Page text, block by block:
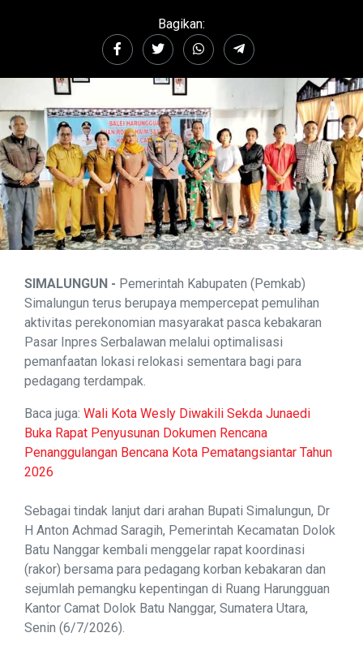
Bagikan:
SIMALUNGUN - Pemerintah Kabupaten (Pemkab)
Simalungun terus berupaya mempercepat pemulihan
aktivitas perekonomian masyarakat pasca kebakaran
Pasar Inpres Serbalawan melalui optimalisasi
pemanfaatan lokasi relokasi sementara bagi para
pedagang terdampak.
Baca juga: Wali Kota Wesly Diwakili Sekda Junaedi
Buka Rapat Penyusunan Dokumen Rencana
Penanggulangan Bencana Kota Pematangsiantar Tahun
2026
Sebagai tindak lanjut dari arahan Bupati Simalungun, Dr
H Anton Achmad Saragih, Pemerintah Kecamatan Dolok
Batu Nanggar kembali menggelar rapat koordinasi
(rakor) bersama para pedagang korban kebakaran dan
sejumlah pemangku kepentingan di Ruang Harungguan
Kantor Camat Dolok Batu Nanggar, Sumatera Utara,
Senin (6/7/2026).